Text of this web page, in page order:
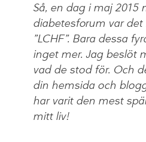
Så, en dag i maj 2015
diabetesforum var
”LCHF”. Bara dessa
inget mer. Jag beslöt
vad de stod för. Och
din hemsida och
har varit den mest
mitt liv!